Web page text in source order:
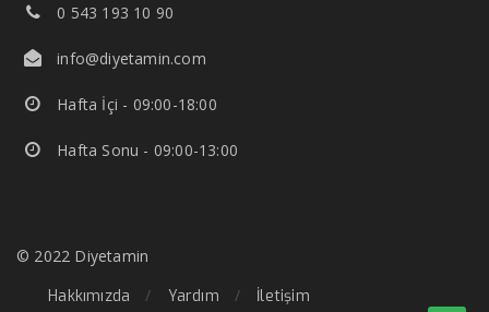
0 543 193 10 90
info@diyetamin.com
Hafta İçi - 09:00-18:00
Hafta Sonu - 09:00-13:00
© 2022 Diyetamin
Hakkımızda
Yardım İletişim